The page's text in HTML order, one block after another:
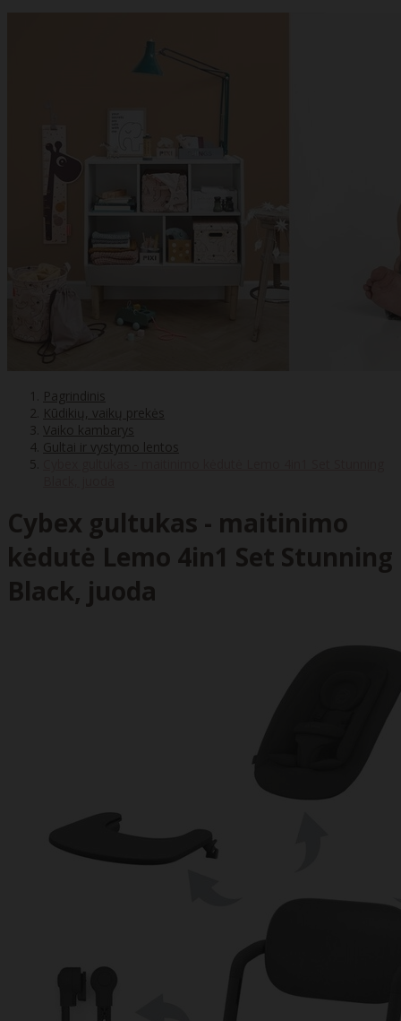
Pagrindinis
Kūdikių, vaikų prekės
Vaiko kambarys
Gultai ir vystymo lentos
Cybex gultukas - maitinimo
kėdutė Lemo 4in1 Set Stunning
Black, juoda